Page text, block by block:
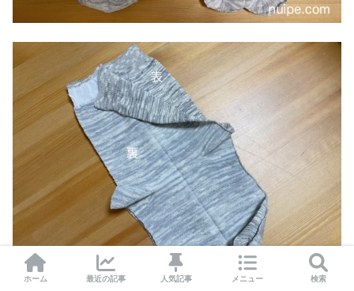
ホーム 最近の記事 人気記事 メニュー 検索